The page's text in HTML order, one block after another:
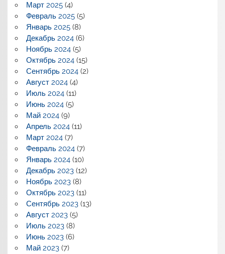
Март 2025(4)
Февраль 2025(5)
Январь 2025(8)
Декабрь 2024(6)
Ноябрь 2024(5)
Октябрь 2024(15)
Сентябрь 2024(2)
Август 2024(4)
Июль 2024(11)
Июнь 2024(5)
Май 2024(9)
Апрель 2024(11)
Март 2024(7)
Февраль 2024(7)
Январь 2024(10)
Декабрь 2023(12)
Ноябрь 2023(8)
Октябрь 2023(11)
Сентябрь 2023(13)
Август 2023(5)
Июль 2023(8)
Июнь 2023(6)
Май 2023(7)